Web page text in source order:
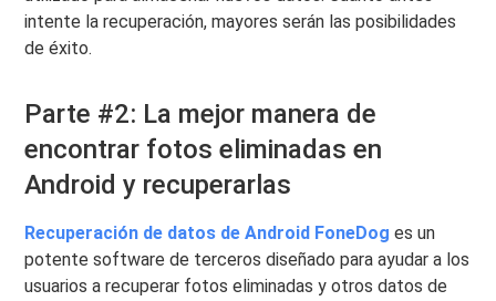
intente la recuperación, mayores serán las posibilidades
de éxito.
Parte #2: La mejor manera de
encontrar fotos eliminadas en
Android y recuperarlas
Recuperación de datos de Android FoneDog es un
potente software de terceros diseñado para ayudar a los
usuarios a recuperar fotos eliminadas y otros datos de